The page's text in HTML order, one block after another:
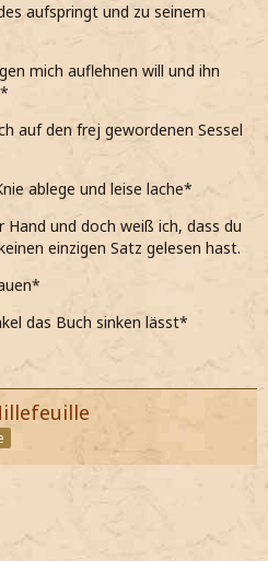
aufspringt und zu seinem
mich auflehnen will und ihn
auf den frej gewordenen Sessel
ablege und leise lache*
Hand und doch weiß ich, dass du
einzigen Satz gelesen hast.
das Buch sinken lässt*